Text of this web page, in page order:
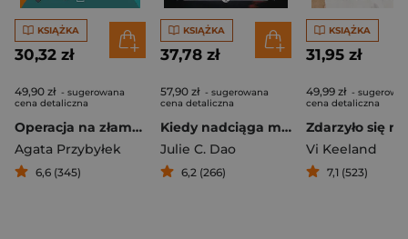
KSIĄŻKA
30,32 zł
49,90 zł - sugerowana
cena detaliczna
Operacja na złamanym sercu
Agata Przybyłek
6,6 (345)
KSIĄŻKA
37,78 zł
57,90 zł - sugerowana
cena detaliczna
Kiedy nadciąga mgła
Julie C. Dao
6,2 (266)
KSIĄŻKA
31,95 zł
49,99 zł -
cena detaliczna
Vi Keeland
7,1 (523)